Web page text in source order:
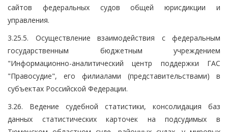
сайтов федеральных судов общей юрисдикции и
управления.
3.25.5. Осуществление взаимодействия с федеральным
государственным бюджетным учреждением
"Информационно-аналитический центр поддержки ГАС
"Правосудие", его филиалами (представительствами) в
субъектах Российской Федерации.
3.26. Ведение судебной статистики, консолидация баз
данных статистических карточек на подсудимых в